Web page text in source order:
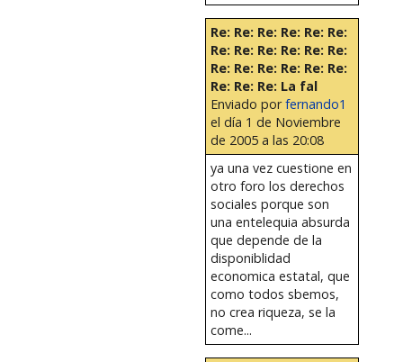
Re: Re: Re: Re: Re: Re:
Re: Re: Re: Re: Re: Re:
Re: Re: Re: Re: Re: Re:
Re: Re: Re: La fal
Enviado porfernando1
el día 1 de Noviembre
de 2005 a las 20:08
ya una vez cuestione en
otro foro los derechos
sociales porque son
una entelequia absurda
que depende de la
disponiblidad
economica estatal, que
como todos sbemos,
no crea riqueza, se la
come...